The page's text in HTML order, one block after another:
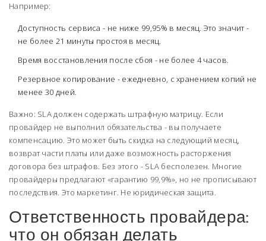
Например:
Доступность сервиса - не ниже 99,95% в месяц. Это значит -
не более 21 минуты простоя в месяц.
Время восстановления после сбоя - не более 4 часов.
Резервное копирование - ежедневно, с хранением копий не
менее 30 дней.
Важно: SLA должен содержать штрафную матрицу. Если
провайдер не выполнил обязательства - вы получаете
компенсацию. Это может быть скидка на следующий месяц,
возврат части платы или даже возможность расторжения
договора без штрафов. Без этого - SLA бесполезен. Многие
провайдеры предлагают «гарантию 99,9%», но не прописывают
последствия. Это маркетинг. Не юридическая защита.
Ответственность провайдера:
что он обязан делать